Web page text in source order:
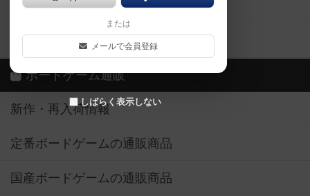
または
メールで会員登録
しばらく表示しない
ボードゲーム業界コラム
ボドゲーマご利用案内
ボードゲーム通販
新作・再入荷情報
定番ボードゲームの通販商品
国産ボードゲームの通販商品